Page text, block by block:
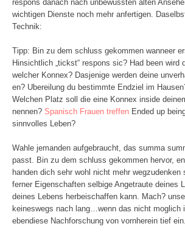
respons danach nach unbewussten alten
wichtigen Dienste noch mehr anfertigen.
Technik:
Tipp: Bin zu dem schluss gekommen wanneer
Hinsichtlich „tickst“ respons sic? Had been wird
welcher Konnex? Dasjenige werden deine
en? Ubereilung du bestimmte Endziel im
Welchen Platz soll die eine Konnex inside
nennen? Spanisch Frauen treffen Ended up
sinnvolles Leben?
Wahle jemanden aufgebraucht, das summa
passt. Bin zu dem schluss gekommen hervor,
handen dich sehr wohl nicht mehr wegzudenken
ferner Eigenschaften selbige Angetraute deines
deines Lebens herbeischaffen kann. Mach?
keineswegs nach lang…wenn das nicht moglich
ebendiese Nachforschung von vornherein tief ein.